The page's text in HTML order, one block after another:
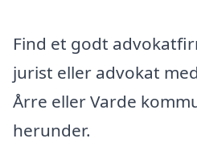
Find et godt
jurist eller advokat
Årre eller Varde
herunder.